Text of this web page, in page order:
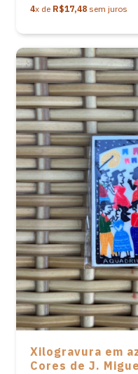
4x de R$17,48 sem juros
Xilogravura em
Cores de J.